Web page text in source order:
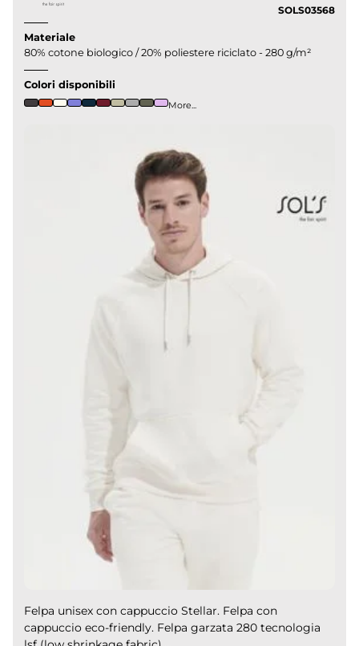
SOLS03568
Materiale
80% cotone biologico / 20% poliestere riciclato - 280 g/m²
Colori disponibili
More...
Felpa unisex con cappuccio Stellar. Felpa con
cappuccio eco-friendly. Felpa garzata 280 tecnologia